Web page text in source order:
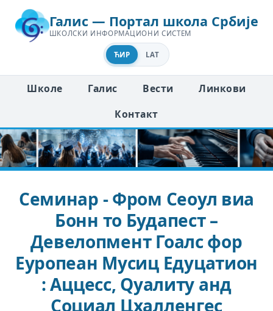
Галис — Портал школа Србије
ШКОЛСКИ ИНФОРМАЦИОНИ СИСТЕМ
ЋИР LAT
Школе Галис Вести
Линкови
Контакт
Семинар - Фром Сеоул виа
Бонн то Будапест –
Девелопмент Гоалс фор
Еуропеан Мусиц Едуцатион
: Аццесс, Qуалитy анд
Социал Цхалленгес